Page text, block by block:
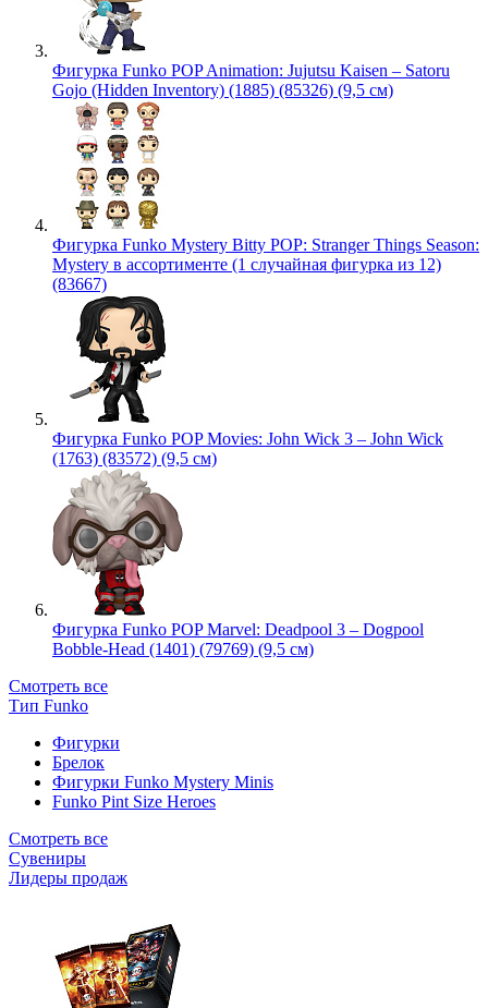
Фигурка Funko POP Animation: Jujutsu Kaisen – Satoru
Gojo (Hidden Inventory) (1885) (85326) (9,5 см)
Фигурка Funko Mystery Bitty POP: Stranger Things Season:
Mystery в ассортименте (1 случайная фигурка из 12)
(83667)
Фигурка Funko POP Movies: John Wick 3 – John Wick
(1763) (83572) (9,5 см)
Фигурка Funko POP Marvel: Deadpool 3 – Dogpool
Bobble-Head (1401) (79769) (9,5 см)
Смотреть все
Тип Funko
Фигурки
Брелок
Фигурки Funko Mystery Minis
Funko Pint Size Heroes
Смотреть все
Сувениры
Лидеры продаж